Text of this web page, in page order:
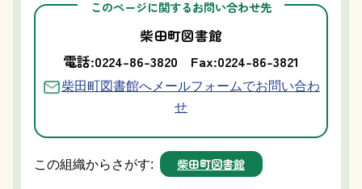
このページに関するお問い合わせ先
柴田町図書館
電話:0224-86-3820
Fax:0224-86-3821
柴田町図書館へメールフォームでお問い合わ
せ
この組織からさがす: 柴田町図書館